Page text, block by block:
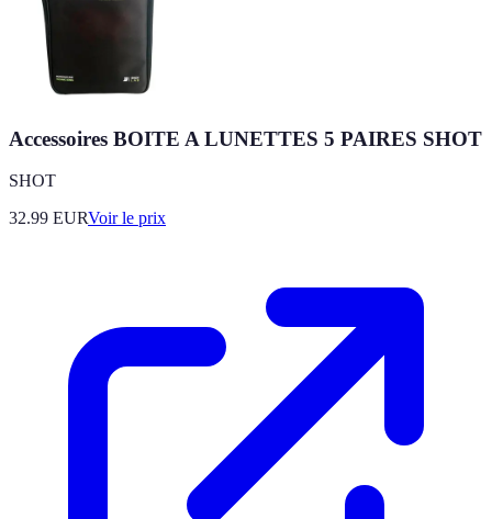
Accessoires BOITE A LUNETTES 5 PAIRES SHOT
SHOT
32.99 EURVoir le prix